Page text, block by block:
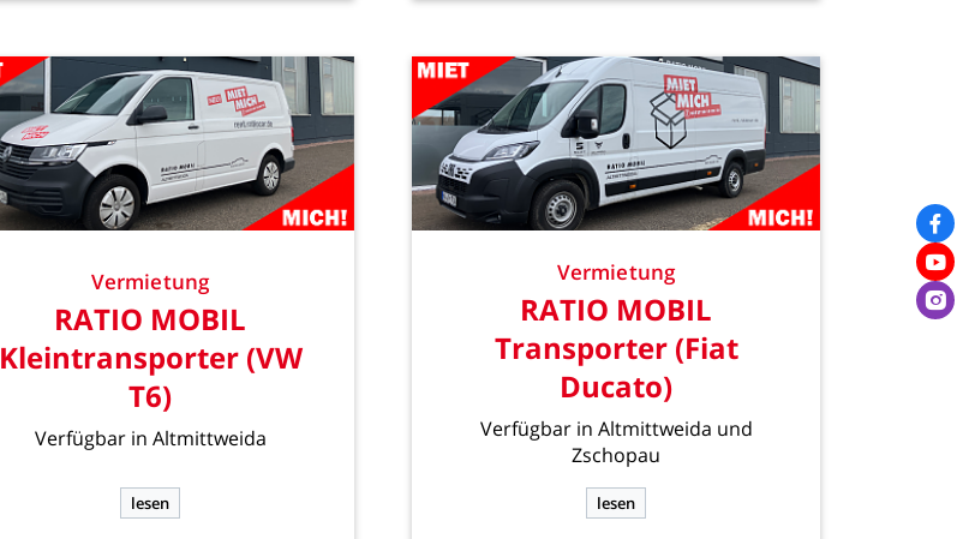
Vermietung
RATIO MOBIL
Kleintransporter (VW
T6)
Verfügbar in Altmittweida
lesen
Vermietung
RATIO MOBIL
Transporter (Fiat
Ducato)
Verfügbar in Altmittweida und
Zschopau
lesen